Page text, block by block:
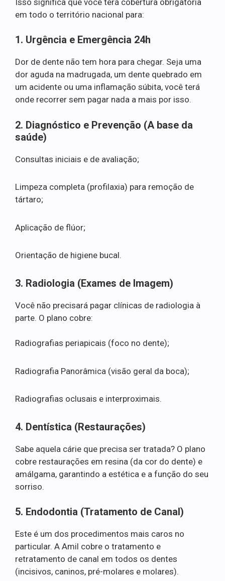
em todo o território nacional para:
1. Urgência e Emergência 24h
Dor de dente não tem hora para chegar. Seja uma
dor aguda na madrugada, um dente quebrado em
um acidente ou uma inflamação súbita, você terá
onde recorrer sem pagar nada a mais por isso.
2. Diagnóstico e Prevenção (A base da
saúde)
Consultas iniciais e de avaliação;
Limpeza completa (profilaxia) para remoção de
tártaro;
Aplicação de flúor;
Orientação de higiene bucal.
3. Radiologia (Exames de Imagem)
Você não precisará pagar clínicas de radiologia à
parte. O plano cobre:
Radiografias periapicais (foco no dente);
Radiografia Panorâmica (visão geral da boca);
Radiografias oclusais e interproximais.
4. Dentística (Restaurações)
Sabe aquela cárie que precisa ser tratada? O plano
cobre restaurações em resina (da cor do dente) e
amálgama, garantindo a estética e a função do seu
sorriso.
5. Endodontia (Tratamento de Canal)
Este é um dos procedimentos mais caros no
particular. A Amil cobre o tratamento e
retratamento de canal em todos os dentes
(incisivos, caninos, pré-molares e molares).